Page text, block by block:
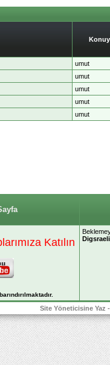
umut
umut
umut
umut
umut
Katılın
Digsraeli
Site Yöneticisine Yaz